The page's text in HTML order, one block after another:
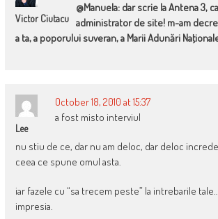
Victor Ciutacu
@Manuela: dar scrie la Antena 3,
administrator de site! m-am
a ta, a poporului suveran, a Marii Adunări
Lee
October 18, 2010 at 15:37
a fost misto interviul
nu stiu de ce, dar nu am deloc, dar deloc
ceea ce spune omul asta.
iar fazele cu “sa trecem peste” la intrebarile
impresia.